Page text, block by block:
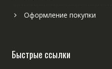
Оформление покупки
Быстрые ссылки